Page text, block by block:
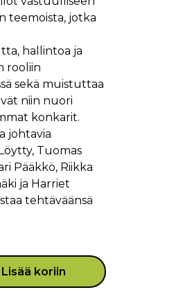
teemoista, jotka
hallintoa ja
rooliin
sekä muistuttaa
niin nuori
konkarit.
johtavia
Tuomas
Pääkkö, Riikka
ja Harriet
tehtäväänsä
Lisää koriin